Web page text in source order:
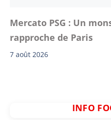
Mercato PSG : Un
rapproche de Paris
7 août 2026
INFO